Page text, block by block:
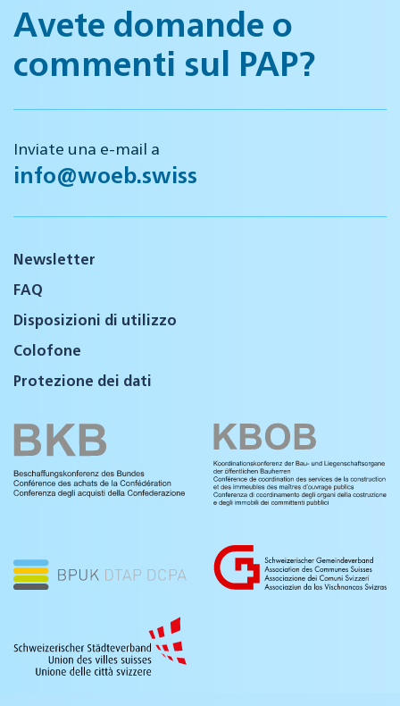
Avete domande o
commenti sul PAP?
Inviate una e-mail a
info@woeb.swiss
Newsletter
FAQ
Disposizioni di utilizzo
Colofone
Protezione dei dati